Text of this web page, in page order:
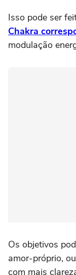
Isso pode ser
Chakra
modulação
Os objetivos
amor-próprio,
com mais